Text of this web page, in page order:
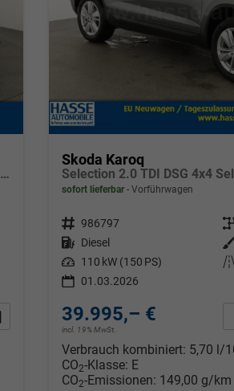
Selection 4x4 2.0 TDI DSG Selection, AHK, LED, Kamera, Winter, el. Klappe, 4 J.-Garantie
Fahrzeug parken
Skoda Karoq
sofort lieferbar Vorführwagen
Fahrzeugnr. 986797
Kraftstoff Diesel Außenfarbe
Leistung 110 kW (150 PS) Kilometerstand
01.03.2026
39.995,– €
incl. 19% MwSt.
Verbrauch kombiniert: 5,70 l/
CO2-Klasse: E
CO2-Emissionen: 149,00 g/km